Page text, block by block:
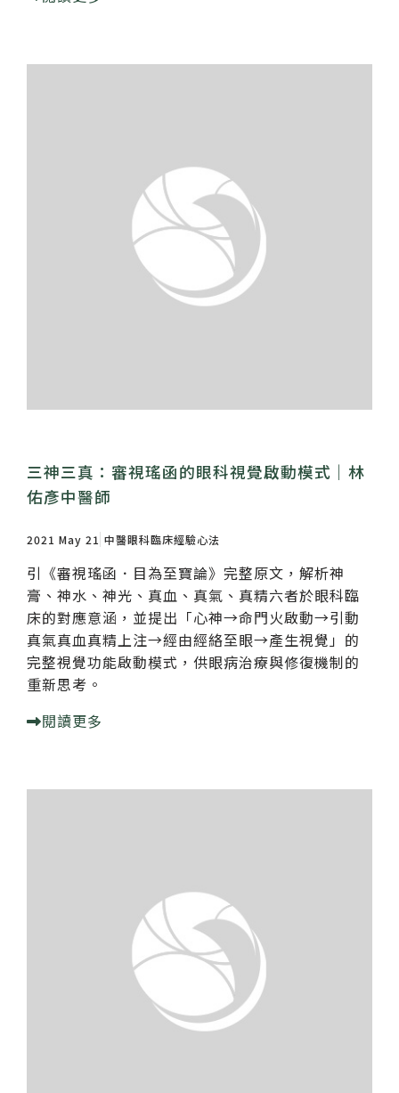
三神三真：審視瑤函的眼科視覺啟動模式｜林
佑彥中醫師
2021 May 21 中醫眼科臨床經驗心法
引《審視瑤函．目為至寶論》完整原文，解析神
膏、神水、神光、真血、真氣、真精六者於眼科臨
床的對應意涵，並提出「心神→命門火啟動→引動
真氣真血真精上注→經由經絡至眼→產生視覺」的
完整視覺功能啟動模式，供眼病治療與修復機制的
重新思考。
閱讀更多